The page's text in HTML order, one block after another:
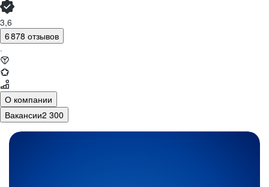
3,6
6 878 отзывов
·
О компании
Вакансии2 300